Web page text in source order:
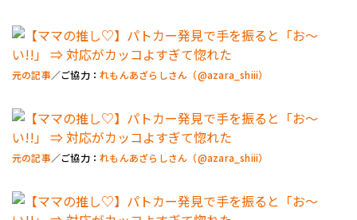
元の記事／ご協力：れもんあざらしさん（@azara_shiii）
元の記事／ご協力：れもんあざらしさん（@azara_shiii）